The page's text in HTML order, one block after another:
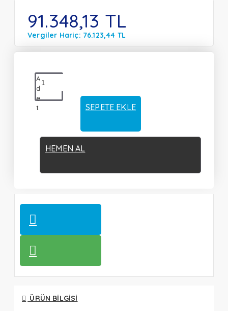
91.348,13 TL
Vergiler Hariç: 76.123,44 TL
A
d
e
t
SEPETE EKLE
HEMEN AL
ÜRÜN BILGISI